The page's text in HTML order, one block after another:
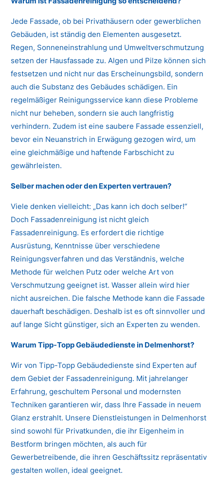
Jede Fassade, ob bei Privathäusern oder gewerblichen
Gebäuden, ist ständig den Elementen ausgesetzt.
Regen, Sonneneinstrahlung und Umweltverschmutzung
setzen der Hausfassade zu. Algen und Pilze können sich
festsetzen und nicht nur das Erscheinungsbild, sondern
auch die Substanz des Gebäudes schädigen. Ein
regelmäßiger Reinigungsservice kann diese Probleme
nicht nur beheben, sondern sie auch langfristig
verhindern. Zudem ist eine saubere Fassade essenziell,
bevor ein Neuanstrich in Erwägung gezogen wird, um
eine gleichmäßige und haftende Farbschicht zu
gewährleisten.
Selber machen oder den Experten vertrauen?
Viele denken vielleicht: „Das kann ich doch selber!“
Doch Fassadenreinigung ist nicht gleich
Fassadenreinigung. Es erfordert die richtige
Ausrüstung, Kenntnisse über verschiedene
Reinigungsverfahren und das Verständnis, welche
Methode für welchen Putz oder welche Art von
Verschmutzung geeignet ist. Wasser allein wird hier
nicht ausreichen. Die falsche Methode kann die Fassade
dauerhaft beschädigen. Deshalb ist es oft sinnvoller und
auf lange Sicht günstiger, sich an Experten zu wenden.
Warum Tipp-Topp Gebäudedienste in Delmenhorst?
Wir von Tipp-Topp Gebäudedienste sind Experten auf
dem Gebiet der Fassadenreinigung. Mit jahrelanger
Erfahrung, geschultem Personal und modernsten
Techniken garantieren wir, dass Ihre Fassade in neuem
Glanz erstrahlt. Unsere Dienstleistungen in Delmenhorst
sind sowohl für Privatkunden, die ihr Eigenheim in
Bestform bringen möchten, als auch für
Gewerbetreibende, die ihren Geschäftssitz repräsentativ
gestalten wollen, ideal geeignet.